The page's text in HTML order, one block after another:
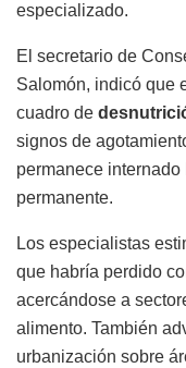
especializado.
El secretario de
Salomón, indicó que
cuadro de
signos de
permanece
permanente.
Los especialistas
que habría perdido
acercándose a
alimento. También
urbanización sobre